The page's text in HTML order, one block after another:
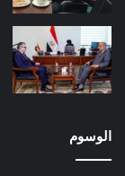
الوسوم